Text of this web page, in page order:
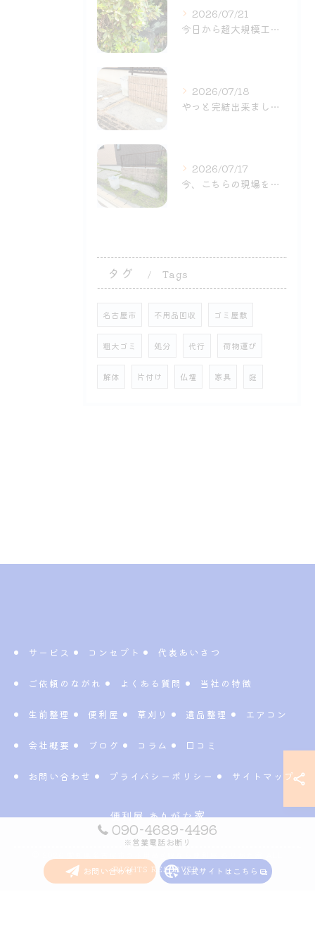
2026/07/21
今日から超大規模工事が始まりました〜
2026/07/18
やっと完結出来ました〜
2026/07/17
今、こちらの現場を頑張ってま〜す。
タグ Tags
名古屋市 不用品回収 ゴミ屋敷
粗大ゴミ 処分 代行 荷物運び
解体 片付け 仏壇 家具 庭
090-4689-4496
※営業電話お断り
お問い合わせ 公式サイトはこちら
サービス コンセプト 代表あいさつ
ご依頼のながれ よくある質問 当社の特徴
生前整理 便利屋 草刈り 遺品整理 エアコン
会社概要 ブログ コラム 口コミ
お問い合わせ プライバシーポリシー サイトマップ
RIGHTS RESERVED.